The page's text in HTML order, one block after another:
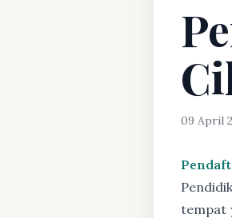
09 April
tempat